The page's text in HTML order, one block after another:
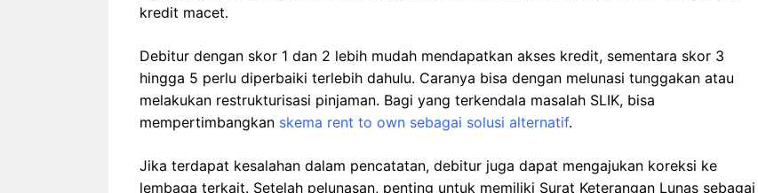
kredit macet.
Debitur dengan skor 1 dan 2 lebih mudah mendapatkan akses kredit, sementara skor 3
hingga 5 perlu diperbaiki terlebih dahulu. Caranya bisa dengan melunasi tunggakan atau
melakukan restrukturisasi pinjaman. Bagi yang terkendala masalah SLIK, bisa
mempertimbangkan skema rent to own sebagai solusi alternatif.
Jika terdapat kesalahan dalam pencatatan, debitur juga dapat mengajukan koreksi ke
lembaga terkait. Setelah pelunasan, penting untuk memiliki Surat Keterangan Lunas sebagai